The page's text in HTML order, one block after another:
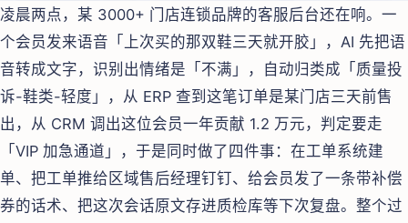
凌晨两点，某 3000+ 门店连锁品牌的客服后台还在响。一
个会员发来语音「上次买的那双鞋三天就开胶」，AI 先把语
音转成文字，识别出情绪是「不满」，自动归类成「质量投
诉-鞋类-轻度」，从 ERP 查到这笔订单是某门店三天前售
出，从 CRM 调出这位会员一年贡献 1.2 万元，判定要走
「VIP 加急通道」，于是同时做了四件事：在工单系统建
单、把工单推给区域售后经理钉钉、给会员发了一条带补偿
券的话术、把这次会话原文存进质检库等下次复盘。整个过